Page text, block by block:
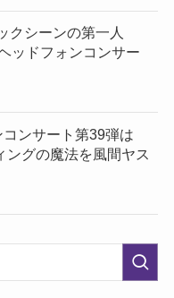
クシーンの第一人
ッドフォンコンサー
コンサート第39弾は
グの魔法を風間ヤス